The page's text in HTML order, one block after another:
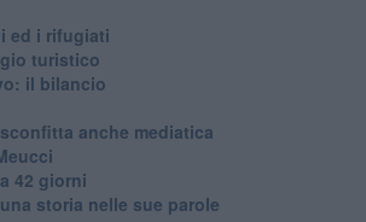
ed i rifugiati
turistico
il bilancio
anche mediatica
42 giorni
storia nelle sue parole